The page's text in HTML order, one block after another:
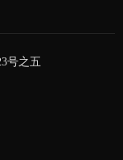
号之五